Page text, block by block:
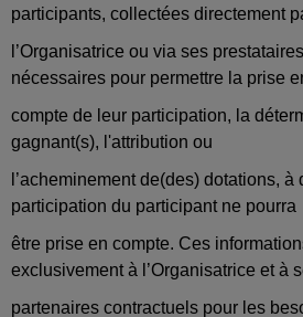
participants, collectées directement
l’Organisatrice ou via ses
nécessaires pour permettre la prise
compte de leur participation, la
gagnant(s), l'attribution ou
l’acheminement de(des) dotations, à
participation du participant ne pourra
être prise en compte. Ces
exclusivement à l’Organisatrice et à
partenaires contractuels pour les